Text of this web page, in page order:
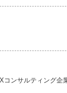
コンサルティング企